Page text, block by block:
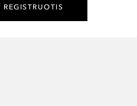
REGISTRUOTIS